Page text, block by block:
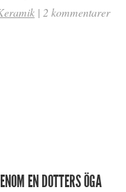
| 2 kommentarer
EN DOTTERS ÖGA